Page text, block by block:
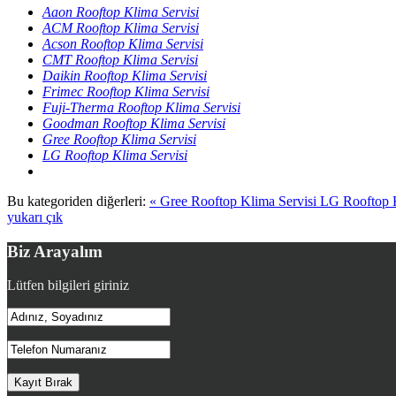
Aaon Rooftop Klima Servisi
ACM Rooftop Klima Servisi
Acson Rooftop Klima Servisi
CMT Rooftop Klima Servisi
Daikin Rooftop Klima Servisi
Frimec Rooftop Klima Servisi
Fuji-Therma Rooftop Klima Servisi
Goodman Rooftop Klima Servisi
Gree Rooftop Klima Servisi
LG Rooftop Klima Servisi
Bu kategoriden diğerleri: « Gree Rooftop Klima Servisi LG Rooftop
yukarı çık
Biz Arayalım
Lütfen bilgileri giriniz